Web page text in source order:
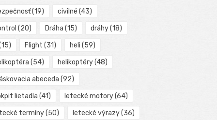
(19) civilné (43)
(20) Dráha (15) dráhy(18)
Flight (31) heli (59)
(54) helikoptéry(48)
abeceda (92)
lietadla (41) letecké motory(64)
termíny(50) letecké výrazy(36)